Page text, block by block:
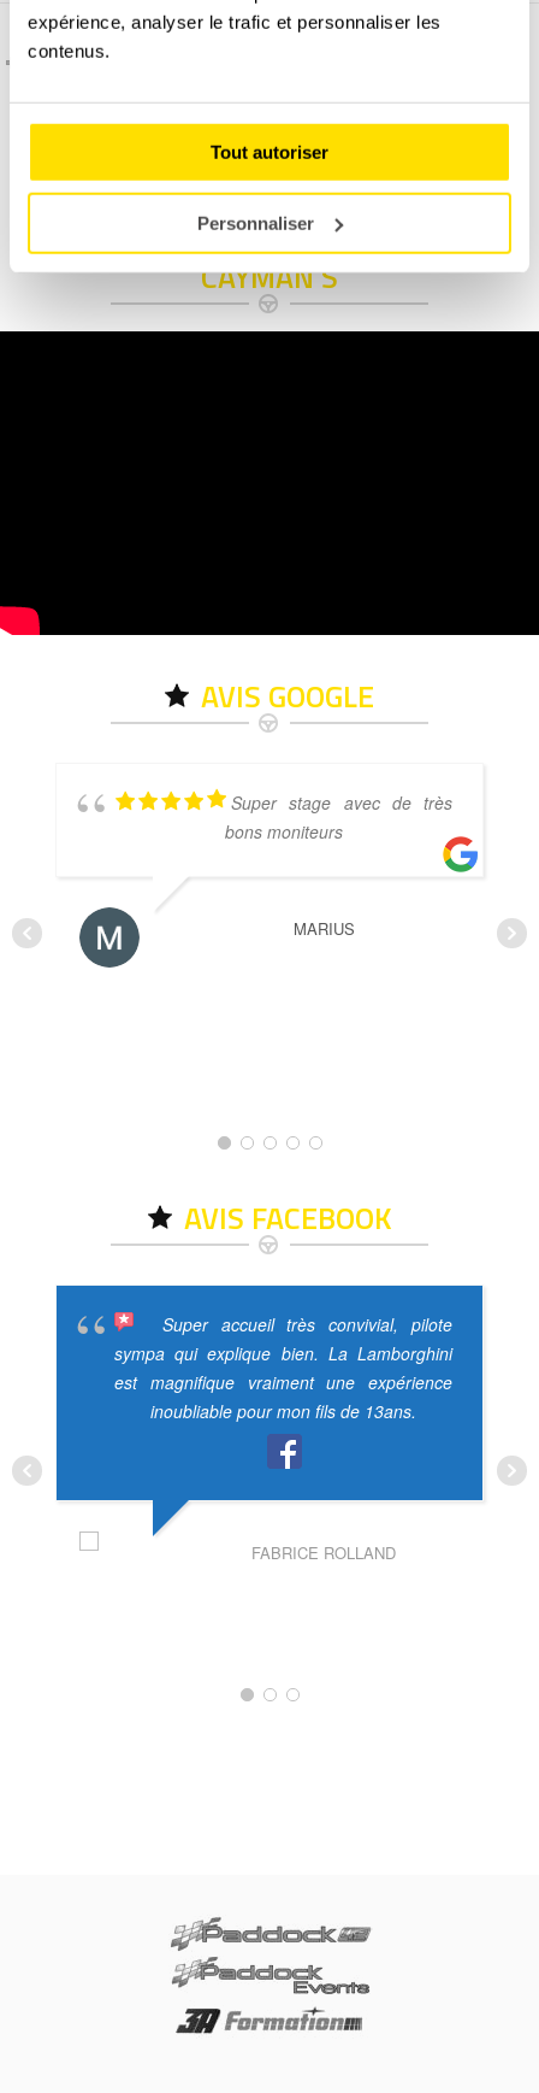
expérience, analyser le trafic et personnaliser les
contenus.
Tout autoriser
Personnaliser
C'est quoi l'assurance dégâts matériel ?
Permis B obligatoire à présenter le jour du stage.
DÉCOUVREZ NOTRE PORSCHE 718
CAYMAN S
AVIS GOOGLE
Super stage avec de très
bons moniteurs
MARIUS
AVIS FACEBOOK
Super accueil très convivial, pilote
sympa qui explique bien. La Lamborghini
est magnifique vraiment une expérience
inoubliable pour mon fils de 13ans.
FABRICE ROLLAND